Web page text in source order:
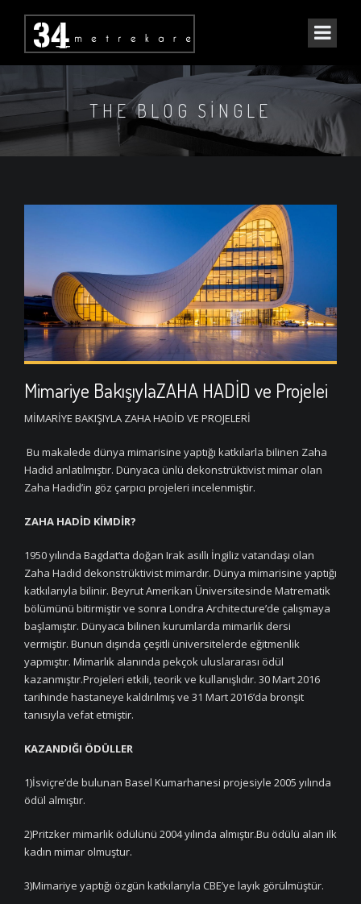
THE BLOG SINGLE
Mimariye BakışıylaZAHA HADİD ve Projelei
MİMARİYE BAKIŞIYLA ZAHA HADİD VE PROJELERİ
Bu makalede dünya mimarisine yaptığı katkılarla bilinen Zaha
Hadid anlatılmıştır. Dünyaca ünlü dekonstrüktivist mimar olan
Zaha Hadid’in göz çarpıcı projeleri incelenmiştir.
ZAHA HADİD KİMDİR?
1950 yılında Bagdat’ta doğan Irak asıllı İngiliz vatandaşı olan
Zaha Hadid dekonstrüktivist mimardır. Dünya mimarisine yaptığı
katkılarıyla bilinir. Beyrut Amerikan Üniversitesinde Matrematik
bölümünü bitirmiştir ve sonra Londra Architecture’de çalışmaya
başlamıştır. Dünyaca bilinen kurumlarda mimarlık dersi
vermiştir. Bunun dışında çeşitli üniversitelerde eğitmenlik
yapmıştır. Mimarlık alanında pekçok uluslararası ödül
kazanmıştır.Projeleri etkili, teorik ve kullanışlıdır. 30 Mart 2016
tarihinde hastaneye kaldırılmış ve 31 Mart 2016’da bronşit
tanısıyla vefat etmiştir.
KAZANDIĞI ÖDÜLLER
1)İsviçre’de bulunan Basel Kumarhanesi projesiyle 2005 yılında
ödül almıştır.
2)Pritzker mimarlık ödülünü 2004 yılında almıştır.Bu ödülü alan ilk
kadın mimar olmuştur.
3)Mimariye yaptığı özgün katkılarıyla CBE’ye layık görülmüştür.